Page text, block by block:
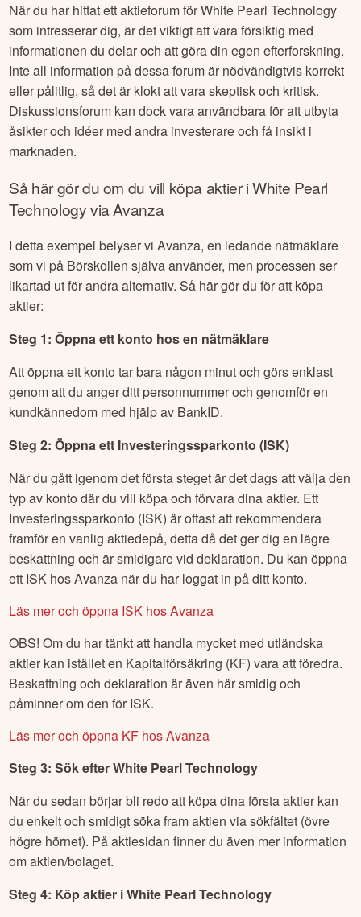
När du har hittat ett aktieforum förWhite Pearl Technology
som intresserar dig, är det viktigt att vara försiktig med
informationen du delar och att göra din egen efterforskning.
Inte all information på dessa forum är nödvändigtvis korrekt
eller pålitlig, så det är klokt att vara skeptisk och kritisk.
Diskussionsforum kan dock vara användbara för att utbyta
åsikter och idéer med andra investerare och få insikt i
marknaden.
Så här gör du om du vill köpa aktier iWhite Pearl
Technologyvia Avanza
I detta exempel belyser vi Avanza, en ledande nätmäklare
som vi på Börskollen själva använder, men processen ser
likartad ut för andra alternativ. Så här gör du för att köpa
aktier:
Steg 1: Öppna ett konto hos en nätmäklare
Att öppna ett konto tar bara någon minut och görs enklast
genom att du anger ditt personnummer och genomför en
kundkännedom med hjälp av BankID.
Steg 2: Öppna ett Investeringssparkonto (ISK)
När du gått igenom det första steget är det dags att välja den
typ av konto där du vill köpa och förvara dina aktier. Ett
Investeringssparkonto (ISK) är oftast att rekommendera
framför en vanlig aktiedepå, detta då det ger dig en lägre
beskattning och är smidigare vid deklaration. Du kan öppna
ett ISK hos Avanza när du har loggat in på ditt konto.
Läs mer och öppna ISK hos Avanza
OBS! Om du har tänkt att handla mycket med utländska
aktier kan istället en Kapitalförsäkring (KF) vara att föredra.
Beskattning och deklaration är även här smidig och
påminner om den för ISK.
Läs mer och öppna KF hos Avanza
Steg 3: Sök efterWhite Pearl Technology
När du sedan börjar bli redo att köpa dina första aktier kan
du enkelt och smidigt söka fram aktien via sökfältet (övre
högre hörnet). På aktiesidan finner du även mer information
om aktien/bolaget.
Steg 4: Köp aktier iWhite Pearl Technology